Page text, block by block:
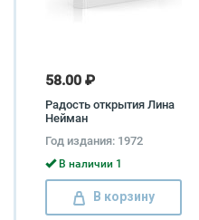
58.00 ₽
Радость открытия Лина
Нейман
Год издания: 1972
В наличии 1
В корзину